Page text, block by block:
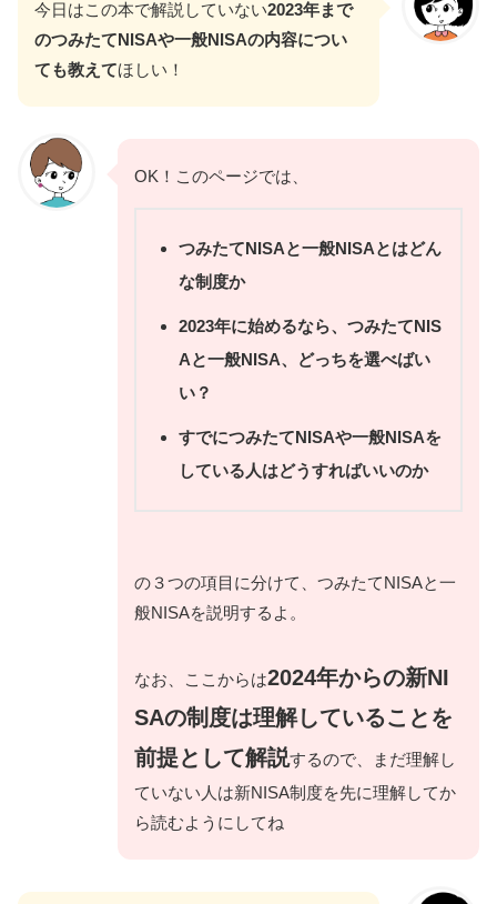
今日はこの本で解説していない2023年まで
のつみたてNISAや一般NISAの内容につい
ても教えてほしい！
OK！このページでは、
つみたてNISAと一般NISAとはどん
な制度か
2023年に始めるなら、つみたてNIS
Aと一般NISA、どっちを選べばい
い？
すでにつみたてNISAや一般NISAを
している人はどうすればいいのか
の３つの項目に分けて、つみたてNISAと一
般NISAを説明するよ。
なお、ここからは2024年からの新NI
SAの制度は理解していることを
前提として解説するので、まだ理解し
ていない人は新NISA制度を先に理解してか
ら読むようにしてね